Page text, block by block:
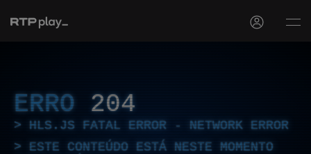
ERRO 204
HLS.JS FATAL ERROR - NETWORK ERROR
ESTE CONTEÚDO ESTÁ NESTE MOMENTO